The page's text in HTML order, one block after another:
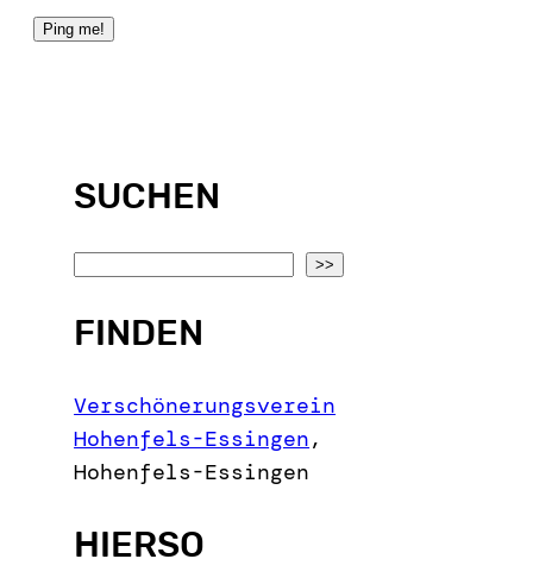
SUCHEN
a
c
h
>>
FINDEN
Verschönerungsverein
Hohenfels-Essingen,
Hohenfels-Essingen
HIERSO